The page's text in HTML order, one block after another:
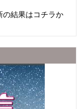
の結果はコチラか